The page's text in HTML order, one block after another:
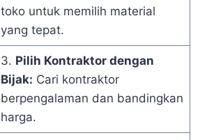
toko untuk memilih material
yang tepat.
3. Pilih Kontraktor dengan
Bijak: Cari kontraktor
berpengalaman dan bandingkan
harga.